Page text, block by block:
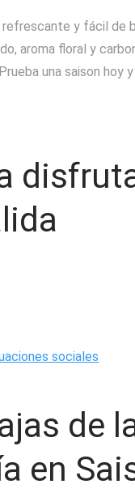
refrescante y fácil
aroma floral y
una saison
sociales
de
en